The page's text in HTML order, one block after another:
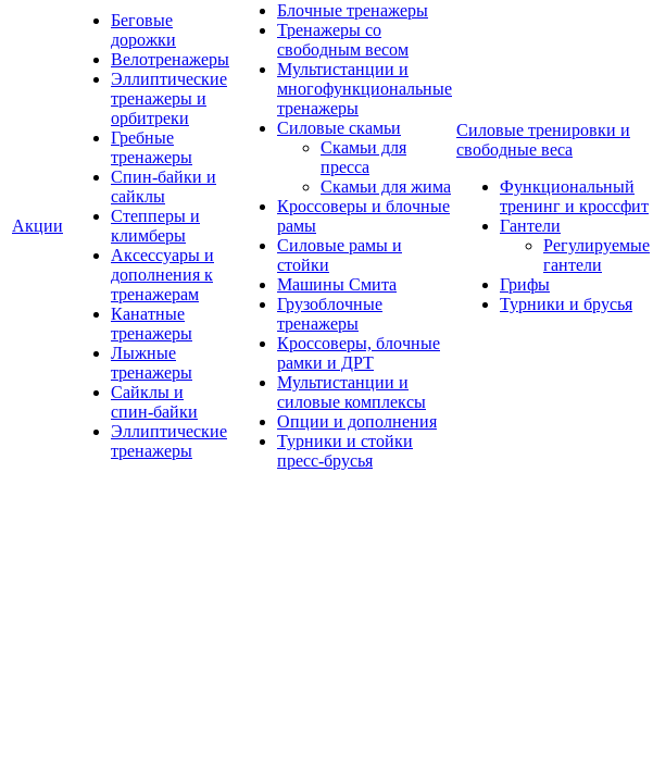
Акции
Беговые
дорожки
Велотренажеры
Эллиптические
тренажеры и
орбитреки
Гребные
тренажеры
Спин-байки и
сайклы
Степперы и
климберы
Аксессуары и
дополнения к
тренажерам
Канатные
тренажеры
Лыжные
тренажеры
Сайклы и
спин-байки
Эллиптические
тренажеры
Блочные тренажеры
Тренажеры со
свободным весом
Мультистанции и
многофункциональные
тренажеры
Силовые скамьи
Скамьи для
пресса
Скамьи для жима
Кроссоверы и блочные
рамы
Силовые рамы и
стойки
Машины Смита
Грузоблочные
тренажеры
Кроссоверы, блочные
рамки и ДРТ
Мультистанции и
силовые комплексы
Опции и дополнения
Турники и стойки
пресс-брусья
Силовые тренировки и
свободные веса
Функциональный
тренинг и кроссфит
Гантели
Регулируемые
гантели
Грифы
Турники и брусья